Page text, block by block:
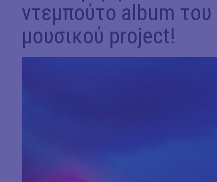
ντεμπούτο album
μουσικού project!